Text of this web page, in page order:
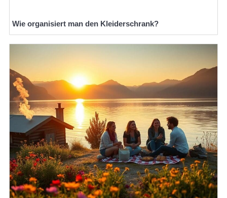
Wie organisiert man den Kleiderschrank?